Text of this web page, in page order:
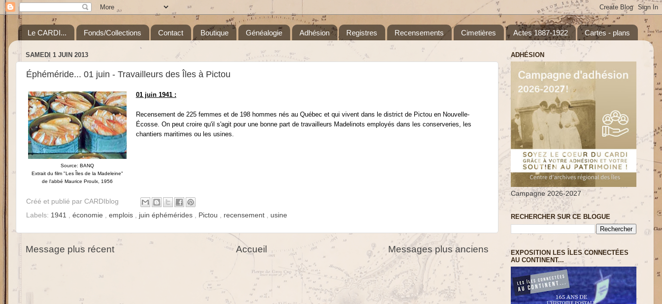
Le CARDI... Fonds/Collections Contact Boutique Généalogie Adhésion Registres Recensements Cimetières Actes 1887-1922 Cartes - plans
SAMEDI 1 JUIN 2013
Éphéméride... 01 juin - Travailleurs des Îles à Pictou
Source: BANQ
Extrait du film "Les Îles de la Madeleine"
de l'abbé Maurice Proulx, 1956
01 juin 1941 :
Recensement de 225 femmes et de 198 hommes nés au Québec et qui vivent dans le district de Pictou en Nouvelle-
Écosse. On peut croire qu'il s'agit pour une bonne part de travailleurs Madelinots employés dans les conserveries, les
chantiers maritimes ou les usines.
Créé et publié par CARDIblog
Labels: 1941 , économie , emplois , juin éphémérides , Pictou , recensement , usine
Message plus récent Messages plus anciens
Accueil
ADHÉSION
Campagne 2026-2027
RECHERCHER SUR CE BLOGUE
EXPOSITION LES ÎLES CONNECTÉES
AU CONTINENT...